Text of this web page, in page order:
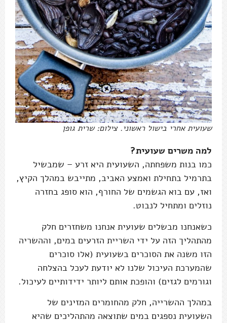
שעועית אחרי בישול ראשוני. צילום: שרית גופן
למה משרים שעועית?
כמו בנות משפחתה, השעועית היא זרע – שמבשיל
בתרמיל בתחילת ואמצע האביב, מתייבש במהלך הקיץ,
ואז, עם בוא הגשמים של החורף, הוא סופג בחזרה
נוזלים ומתחיל לנבוט.
כשאנחנו מבשלים שעועית אנחנו משחזרים חלק
מהתהליך הזה על ידי השריית הזרעים במים, וההשריה
הזו משנה את הסוכרים בשעועית (אלו סוכרים
שהמערכת העיכול שלנו לא יודעת לעכל בהצלחה
וגורמים לגזים) והופכת אותם ליותר ידידותיים לעיכול.
במהלך ההשרייה, חלק מהחומרים המזינים של
השעועית נספגים במים שתוצאה מהתהליכים שהיא